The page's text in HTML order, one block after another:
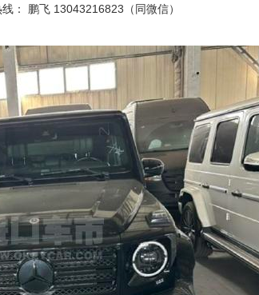
： 鹏飞 13043216823（同微信）